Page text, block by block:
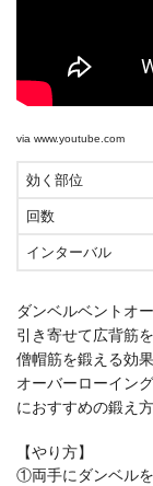
via www.youtube.com
効く部位
回数
インターバル
ダンベルベントオ
引き寄せて広背筋
僧帽筋を鍛える効
オーバーローイン
におすすめの鍛え方
【やり方】
①両手にダンベル